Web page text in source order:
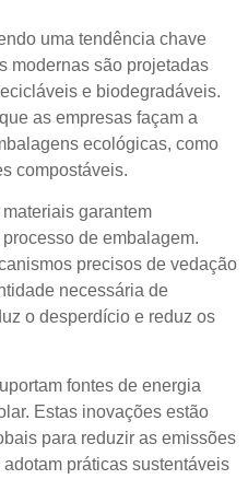
uma tendência chave
modernas são projetadas
​​e biodegradáveis.
as empresas façam a
ecológicas, como
compostáveis.
garantem
de embalagem.
precisos de vedação
necessária de
o desperdício e reduz os
fontes de energia
Estas inovações estão
para reduzir as emissões
práticas sustentáveis